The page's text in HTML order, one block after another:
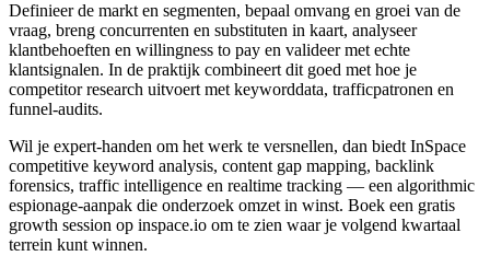
Definieer de markt en segmenten, bepaal omvang en groei van de
vraag, breng concurrenten en substituten in kaart, analyseer
klantbehoeften en willingness to pay en valideer met echte
klantsignalen. In de praktijk combineert dit goed met hoe je
competitor research uitvoert met keyworddata, trafficpatronen en
funnel-audits.
Wil je expert-handen om het werk te versnellen, dan biedt InSpace
competitive keyword analysis, content gap mapping, backlink
forensics, traffic intelligence en realtime tracking — een algorithmic
espionage-aanpak die onderzoek omzet in winst. Boek een gratis
growth session op inspace.io om te zien waar je volgend kwartaal
terrein kunt winnen.